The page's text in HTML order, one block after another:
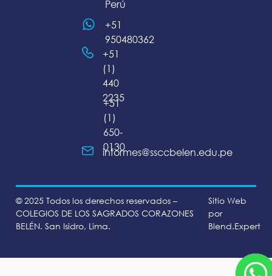
Perú
+51
950480362
+51
(1)
440
2235
+51
(1)
650-
0130
informes@ssccbelen.edu.pe
© 2025 Todos los derechos reservados –
COLEGIOS DE LOS SAGRADOS CORAZONES
BELÉN. San Isidro, Lima.
Sitio Web
por
Blend.Expert